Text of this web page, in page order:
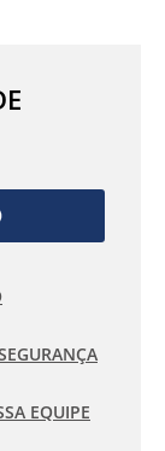
EQUIPE